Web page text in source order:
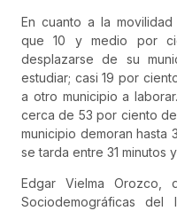
En cuanto a la
que 10 y medio por
desplazarse de su
estudiar; casi 19 por
a otro municipio a
cerca de 53 por ciento
municipio demoran hasta
se tarda entre 31 minutos
Edgar Vielma Orozco,
Sociodemográficas